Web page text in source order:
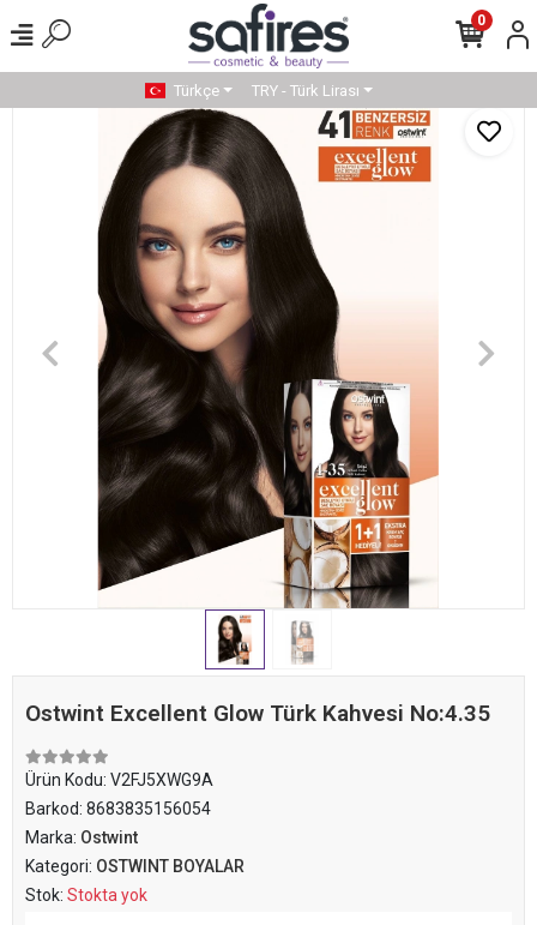
0
Türkçe TRY - Türk Lirası
Ostwint Excellent Glow Türk Kahvesi No:4.35
Ürün Kodu: V2FJ5XWG9A
Barkod: 8683835156054
Marka: Ostwint
Kategori: OSTWINT BOYALAR
Stok: Stokta yok